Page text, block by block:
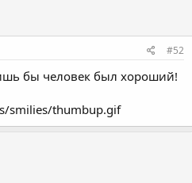
#52
бы человек был хороший!
smilies/thumbup.gif